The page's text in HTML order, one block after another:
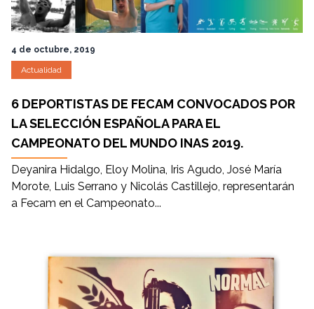
4 de octubre, 2019
Actualidad
6 DEPORTISTAS DE FECAM CONVOCADOS POR
LA SELECCIÓN ESPAÑOLA PARA EL
CAMPEONATO DEL MUNDO INAS 2019.
Deyanira Hidalgo, Eloy Molina, Iris Agudo, José María
Morote, Luis Serrano y Nicolás Castillejo, representarán
a Fecam en el Campeonato...